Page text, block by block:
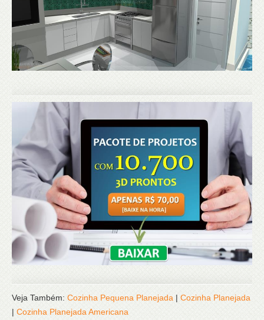
Veja Também: Cozinha Pequena Planejada | Cozinha Planejada
| Cozinha Planejada Americana